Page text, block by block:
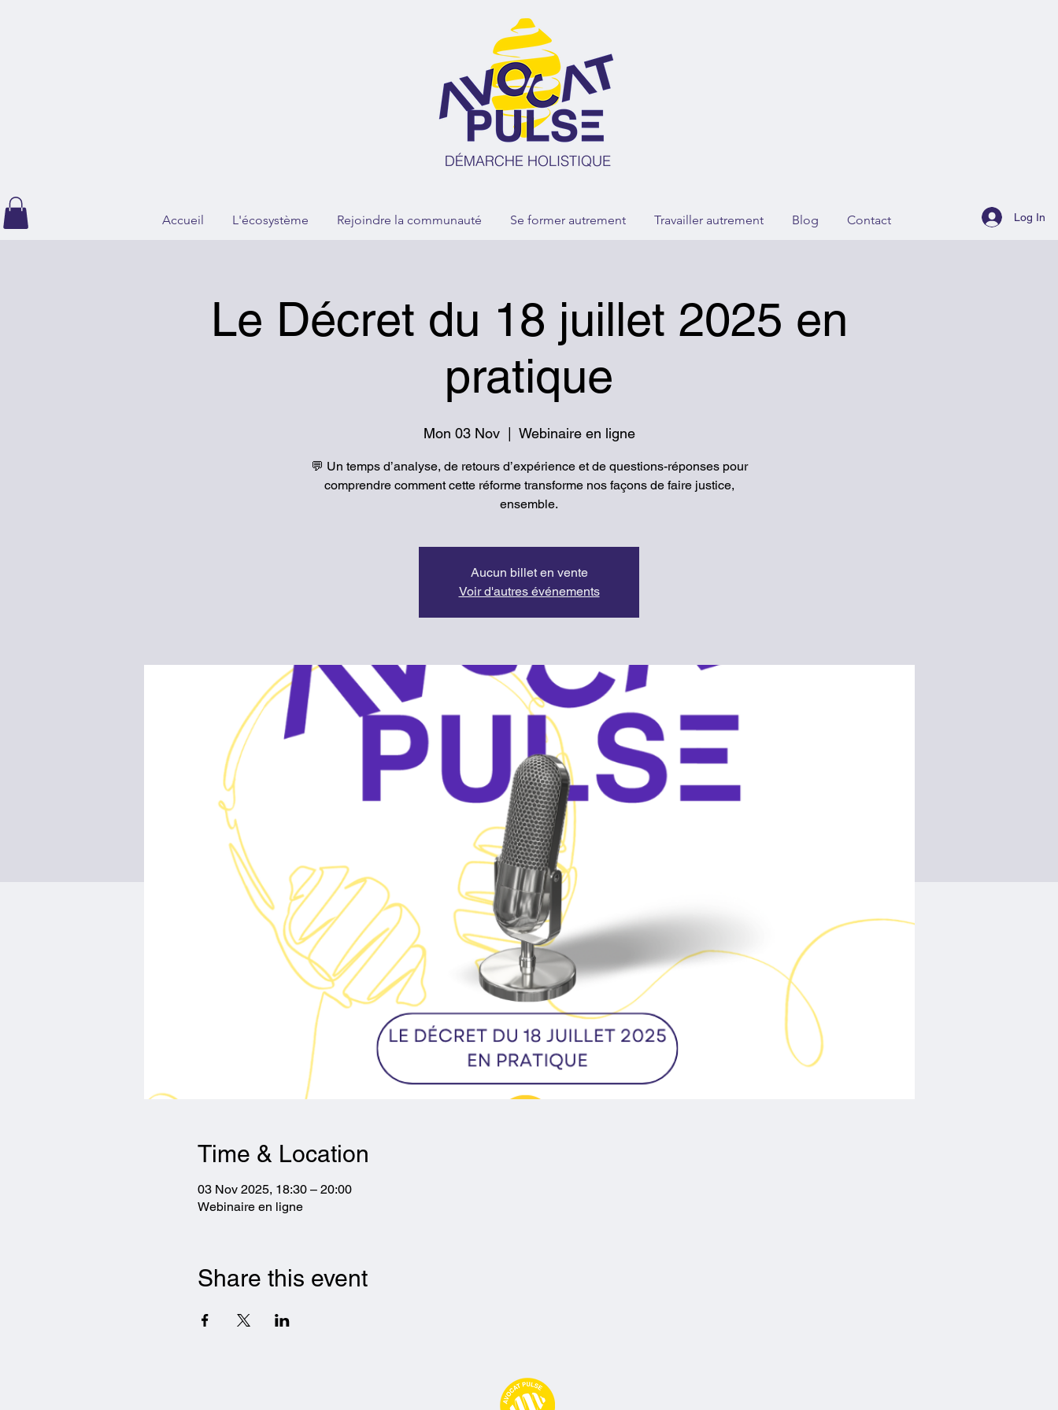
Accueil L'écosystème Rejoindre la communauté Se former autrement Travailler autrement Blog Contact Log In
Le Décret du 18 juillet 2025 en
pratique
Mon 03 Nov
  |
Webinaire en ligne
💬 Un temps d’analyse, de retours d’expérience et de questions-réponses pour
comprendre comment cette réforme transforme nos façons de faire justice,
ensemble.
Aucun billet en vente
Voir d'autres événements
Time & Location
03 Nov 2025, 18:30 – 20:00
Webinaire en ligne
Share this event